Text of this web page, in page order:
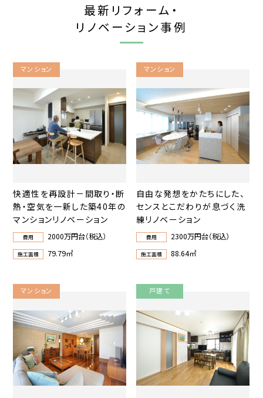
最新リフォーム・
リノベーション事例
マンション
快適性を再設計－間取り・断
熱・空気を一新した築40年の
マンションリノベーション
費用 2000万円台（税込）
施工面積 79.79㎡
マンション
自由な発想をかたちにした、
センスとこだわりが息づく洗
練リノベーション
費用 2300万円台（税込）
施工面積 88.64㎡
マンション 戸建て